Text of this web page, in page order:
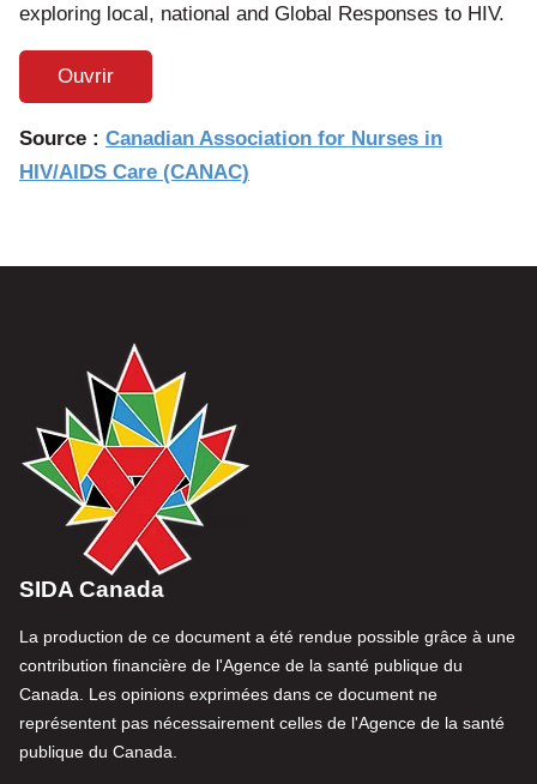
exploring local, national and Global Responses to HIV.
Ouvrir
Source : Canadian Association for Nurses in
HIV/AIDS Care (CANAC)
SIDA Canada
La production de ce document a été rendue possible grâce à une
contribution financière de l'Agence de la santé publique du
Canada. Les opinions exprimées dans ce document ne
représentent pas nécessairement celles de l'Agence de la santé
publique du Canada.